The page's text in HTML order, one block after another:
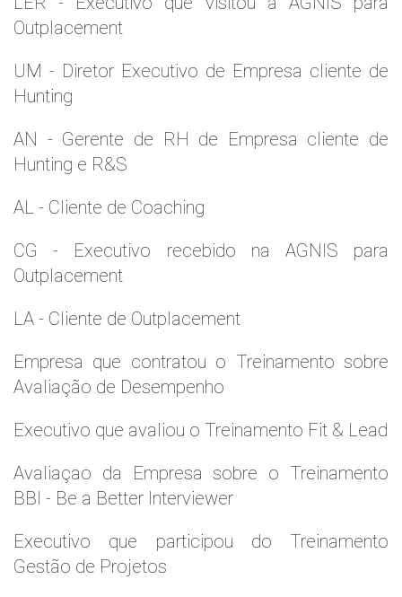
Outplacement
UM - Diretor Executivo de Empresa cliente de
Hunting
AN - Gerente de RH de Empresa cliente de
Hunting e R&S
AL - Cliente de Coaching
CG - Executivo recebido na AGNIS para
Outplacement
LA - Cliente de Outplacement
Empresa que contratou o Treinamento sobre
Avaliação de Desempenho
Executivo que avaliou o Treinamento Fit & Lead
Avaliaçao da Empresa sobre o Treinamento
BBI - Be a Better Interviewer
Executivo que participou do Treinamento
Gestão de Projetos